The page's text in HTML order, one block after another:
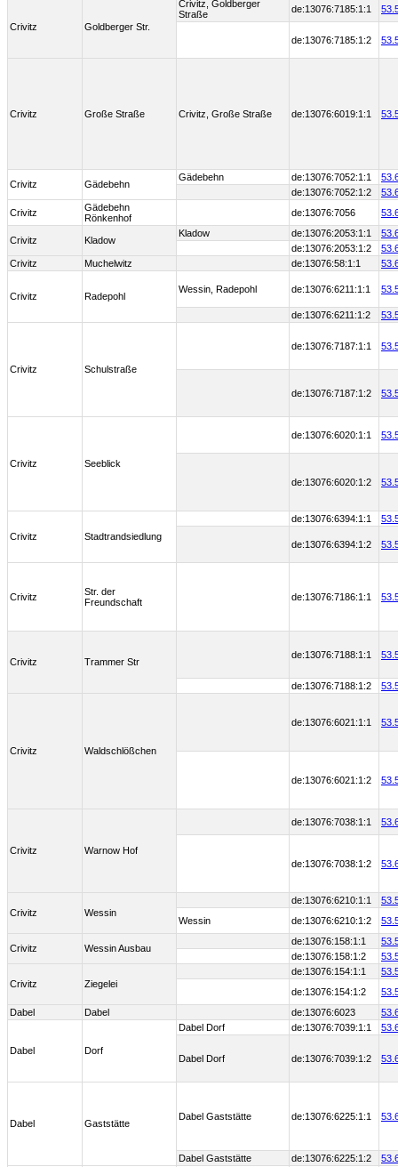
Crivitz Goldberger Str.
Crivitz, Goldberger
Straße
de:13076:7185:1:1
de:13076:7185:1:2
Crivitz Große Straße Crivitz, Große Straße de:13076:6019:1:1
Crivitz Gädebehn
Gädebehn de:13076:7052:1:1
de:13076:7052:1:2
Crivitz
Gädebehn
Rönkenhof
de:13076:7056
Crivitz Kladow
Kladow de:13076:2053:1:1
de:13076:2053:1:2
Crivitz
Muchelwitz de:13076:58:1:1
Crivitz Radepohl
Wessin, Radepohl de:13076:6211:1:1
de:13076:6211:1:2
Crivitz Schulstraße
de:13076:7187:1:1
de:13076:7187:1:2
Crivitz Seeblick
de:13076:6020:1:1
de:13076:6020:1:2
Crivitz Stadtrandsiedlung
de:13076:6394:1:1
de:13076:6394:1:2
Crivitz
Str. der
Freundschaft
de:13076:7186:1:1
Crivitz Trammer Str
de:13076:7188:1:1
de:13076:7188:1:2
Crivitz Waldschlößchen
de:13076:6021:1:1
de:13076:6021:1:2
Crivitz Warnow Hof
de:13076:7038:1:1
de:13076:7038:1:2
Crivitz Wessin
de:13076:6210:1:1
Wessin
de:13076:6210:1:2
Crivitz Wessin Ausbau
de:13076:158:1:1
de:13076:158:1:2
Crivitz Ziegelei
de:13076:154:1:1
de:13076:154:1:2
Dabel
Dabel de:13076:6023
Dabel Dorf
Dabel Dorf de:13076:7039:1:1
Dabel Dorf de:13076:7039:1:2
Dabel Gaststätte
Dabel Gaststätte de:13076:6225:1:1
Dabel Gaststätte de:13076:6225:1:2